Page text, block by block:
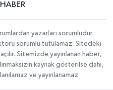
yazarları sorumludur.
sorumlu tutulamaz. Sitedeki
Sitemizde yayınlanan haber,
kaynak gösterilse dahi,
ve yayınlanamaz